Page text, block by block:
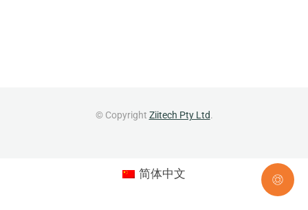
© Copyright Ziitech Pty Ltd.
简体中文